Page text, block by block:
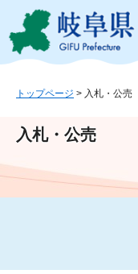
ジ
ュ
文
トップページ > 入札・公売
入札・公売